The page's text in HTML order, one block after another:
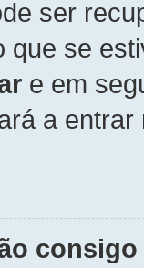
ser
que se
e em
a